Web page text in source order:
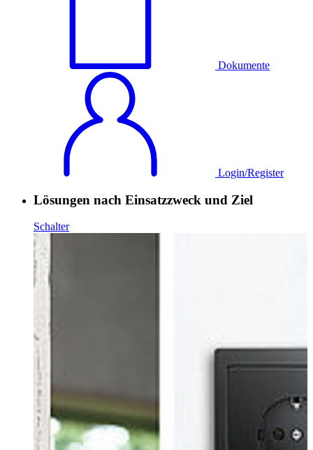
Dokumente
Login/Register
Lösungen nach Einsatzzweck und Ziel
Schalter